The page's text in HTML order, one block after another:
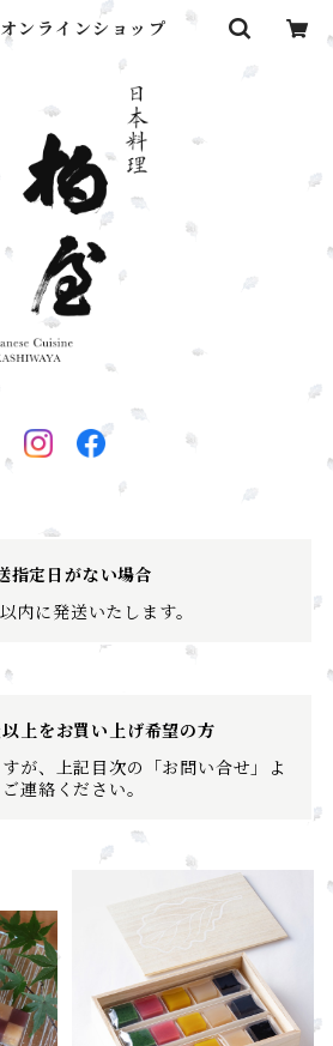
ンラインショップ
指定日がない場合
内に発送いたします。
上をお買い上げ希望の方
が、上記目次の「お問い合せ」よ
ご連絡ください。